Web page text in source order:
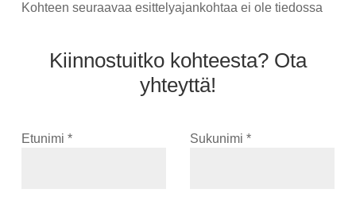
Kohteen seuraavaa esittelyajankohtaa ei ole tiedossa
Kiinnostuitko kohteesta? Ota
yhteyttä!
Etunimi * Sukunimi *